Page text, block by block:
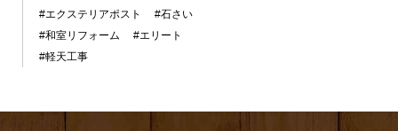
#エクステリアポスト
#石さい
#和室リフォーム
#エリート
#軽天工事